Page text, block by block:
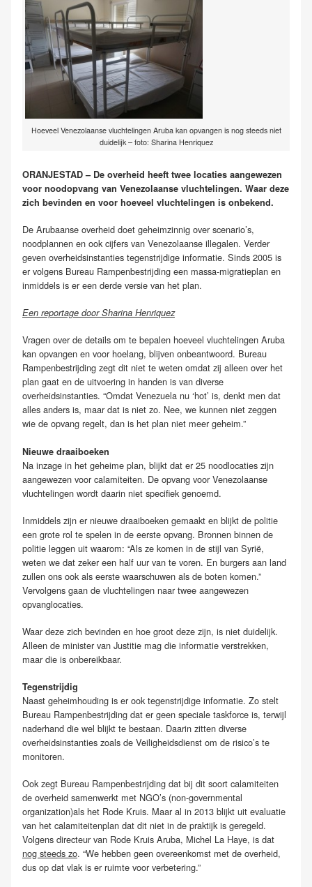
Hoeveel Venezolaanse vluchtelingen Aruba kan opvangen is nog steeds niet
duidelijk – foto: Sharina Henriquez
ORANJESTAD – De overheid heeft twee locaties aangewezen
voor noodopvang van Venezolaanse vluchtelingen. Waar deze
zich bevinden en voor hoeveel vluchtelingen is onbekend.
De Arubaanse overheid doet geheimzinnig over scenario’s,
noodplannen en ook cijfers van Venezolaanse illegalen. Verder
geven overheidsinstanties tegenstrijdige informatie. Sinds 2005 is
er volgens Bureau Rampenbestrijding een massa-migratieplan en
inmiddels is er een derde versie van het plan.
Een reportage door Sharina Henriquez
Vragen over de details om te bepalen hoeveel vluchtelingen Aruba
kan opvangen en voor hoelang, blijven onbeantwoord. Bureau
Rampenbestrijding zegt dit niet te weten omdat zij alleen over het
plan gaat en de uitvoering in handen is van diverse
overheidsinstanties. “Omdat Venezuela nu ‘hot’ is, denkt men dat
alles anders is, maar dat is niet zo. Nee, we kunnen niet zeggen
wie de opvang regelt, dan is het plan niet meer geheim.”
Nieuwe draaiboeken
Na inzage in het geheime plan, blijkt dat er 25 noodlocaties zijn
aangewezen voor calamiteiten. De opvang voor Venezolaanse
vluchtelingen wordt daarin niet specifiek genoemd.
Inmiddels zijn er nieuwe draaiboeken gemaakt en blijkt de politie
een grote rol te spelen in de eerste opvang. Bronnen binnen de
politie leggen uit waarom: “Als ze komen in de stijl van Syrië,
weten we dat zeker een half uur van te voren. En burgers aan land
zullen ons ook als eerste waarschuwen als de boten komen.”
Vervolgens gaan de vluchtelingen naar twee aangewezen
opvanglocaties.
Waar deze zich bevinden en hoe groot deze zijn, is niet duidelijk.
Alleen de minister van Justitie mag die informatie verstrekken,
maar die is onbereikbaar.
Tegenstrijdig
Naast geheimhouding is er ook tegenstrijdige informatie. Zo stelt
Bureau Rampenbestrijding dat er geen speciale taskforce is, terwijl
naderhand die wel blijkt te bestaan. Daarin zitten diverse
overheidsinstanties zoals de Veiligheidsdienst om de risico’s te
monitoren.
Ook zegt Bureau Rampenbestrijding dat bij dit soort calamiteiten
de overheid samenwerkt met NGO’s (non-governmental
organization)als het Rode Kruis. Maar al in 2013 blijkt uit evaluatie
van het calamiteitenplan dat dit niet in de praktijk is geregeld.
Volgens directeur van Rode Kruis Aruba, Michel La Haye, is dat
nog steeds zo. “We hebben geen overeenkomst met de overheid,
dus op dat vlak is er ruimte voor verbetering.”